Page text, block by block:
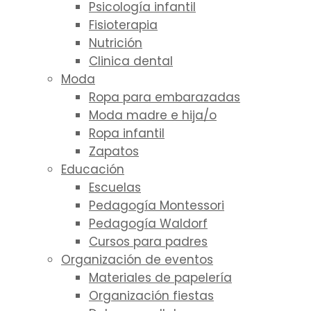
Psicología infantil
Fisioterapia
Nutrición
Clinica dental
Moda
Ropa para embarazadas
Moda madre e hija/o
Ropa infantil
Zapatos
Educación
Escuelas
Pedagogía Montessori
Pedagogía Waldorf
Cursos para padres
Organización de eventos
Materiales de papelería
Organización fiestas